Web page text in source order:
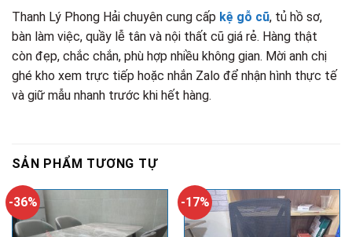
Thanh Lý Phong Hải chuyên cung cấp kệ gỗ cũ, tủ hồ sơ,
bàn làm việc, quầy lễ tân và nội thất cũ giá rẻ. Hàng thật
còn đẹp, chắc chắn, phù hợp nhiều không gian. Mời anh chị
ghé kho xem trực tiếp hoặc nhắn Zalo để nhận hình thực tế
và giữ mẫu nhanh trước khi hết hàng.
SẢN PHẨM TƯƠNG TỰ
-36% -17%